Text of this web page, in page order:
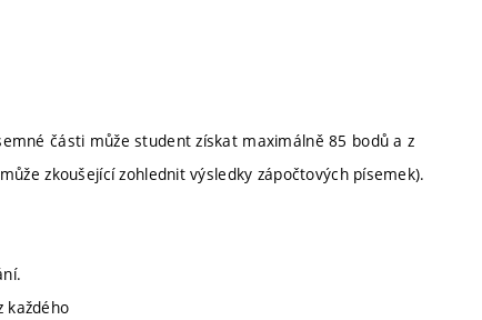
části může student získat maximálně 85 bodů a z
zkoušející zohlednit výsledky zápočtových písemek).
každého